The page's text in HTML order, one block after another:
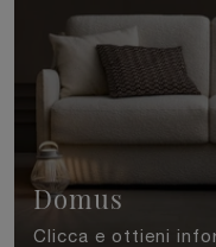
Domus
Clicca e ottieni